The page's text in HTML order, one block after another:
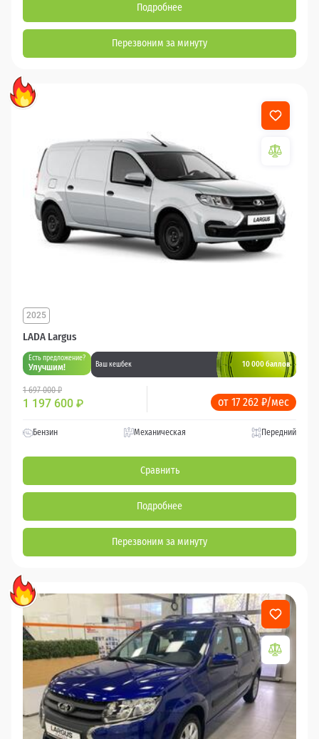
Подробнее
Перезвоним за минуту
LADA Largus
2025
Есть предложение?
Улучшим! Ваш кешбек 10 000 баллов
1 697 000 ₽
1 197 600 ₽ от 17 262 ₽/мес
Бензин Механическая Передний
Сравнить
Подробнее
Перезвоним за минуту